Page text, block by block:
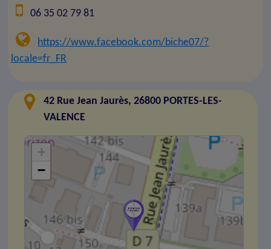
06 35 02 79 81
https://www.facebook.com/biche07/?
locale=fr_FR
42 Rue Jean Jaurès, 26800 PORTES-LES-
VALENCE
+
−